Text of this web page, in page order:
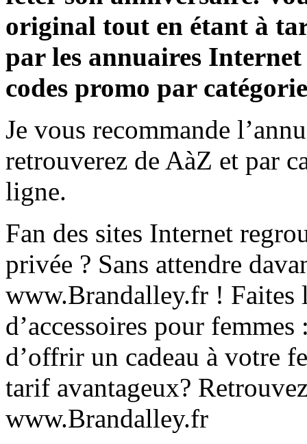
original tout en étant à
par les annuaires
codes promo par
Je vous recommande
retrouverez de AàZ et par
ligne.
Fan des sites Internet
privée ? Sans attendre
www.Brandalley.fr ! Faites
d’accessoires pour
d’offrir un cadeau à votre
tarif avantageux?
www.Brandalley.fr